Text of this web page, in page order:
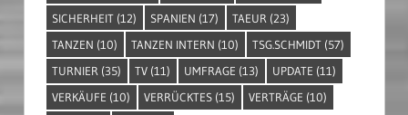
SICHERHEIT (12) SPANIEN (17) TAEUR (23)
TANZEN (10) TANZEN INTERN (10) TSG.SCHMIDT (57)
TURNIER (35) TV (11) UMFRAGE (13) UPDATE (11)
VERKÄUFE (10) VERRÜCKTES (15) VERTRÄGE (10)